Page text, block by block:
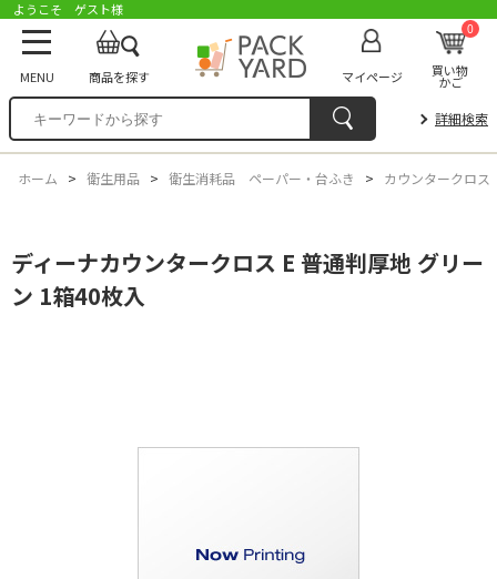
ようこそ ゲスト様
MENU 商品を探す マイページ
0
買い物
かご
詳細検索
ホーム > 衛生用品 > 衛生消耗品 ペーパー・台ふき > カウンタークロス
ディーナカウンタークロス E 普通判厚地 グリー
ン 1箱40枚入